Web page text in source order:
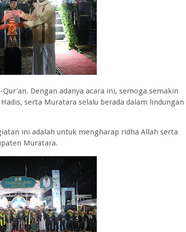
Dengan adanya acara ini, semoga semakin
serta Muratara selalu berada dalam lindungan
ini adalah untuk mengharap ridha Allah serta
Muratara.